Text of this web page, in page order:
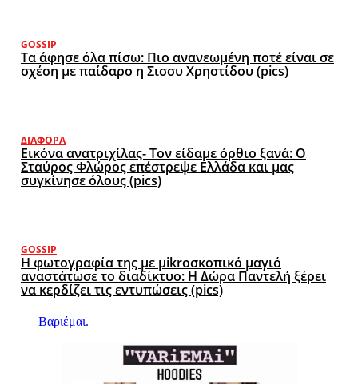
GOSSIP
Τα άφησε όλα πίσω: Πιο ανανεωμένη ποτέ είναι σε
σχέση με παίδαρο η Σισσυ Χρηστίδου (pics)
ΔΙΆΦΟΡΑ
Εικόνα ανατριχίλας- Τον είδαμε όρθιο ξανά: Ο
Σταύρος Φλώρος επέστρεψε Ελλάδα και μας
συγκίνησε όλους (pics)
GOSSIP
Η φωτογραφία της με μikroσκοπικό μαγιό
αναστάτωσε το διαδίκτυο: Η Δώρα Παντελή ξέρει
να κερδίζει τις εντυπώσεις (pics)
Βαριέμαι.